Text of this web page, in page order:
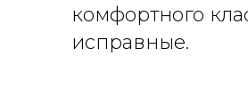
комфортного
исправные.